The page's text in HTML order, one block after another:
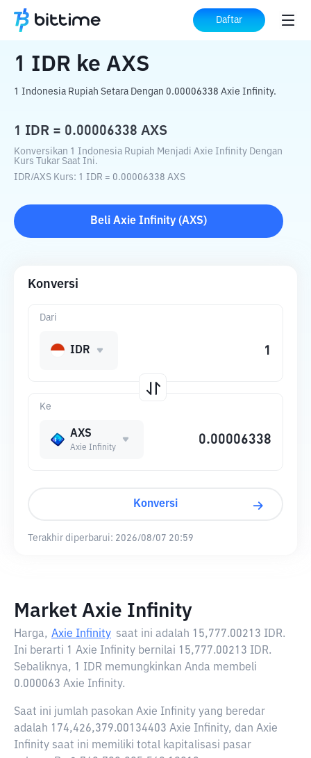
Daftar
Beranda Konverter Kripto ke AXS
1 IDR ke AXS
1 Indonesia Rupiah Setara Dengan 0.00006338 Axie Infinity.
1 IDR = 0.00006338 AXS
Konversikan 1 Indonesia Rupiah Menjadi Axie Infinity Dengan
Kurs Tukar Saat Ini.
IDR/AXS Kurs: 1 IDR = 0.00006338 AXS
Beli Axie Infinity (AXS)
Konversi
Ke
AXS
Axie Infinity
Dari
IDR
Konversi
Terakhir diperbarui: 2026/08/07 20:59
Market Axie Infinity
Harga, Axie Infinity saat ini adalah 15,777.00213 IDR.
Ini berarti 1 Axie Infinity bernilai 15,777.00213 IDR.
Sebaliknya, 1 IDR memungkinkan Anda membeli
0.000063 Axie Infinity.
Saat ini jumlah pasokan Axie Infinity yang beredar
adalah 174,426,379.00134403 Axie Infinity, dan Axie
Infinity saat ini memiliki total kapitalisasi pasar